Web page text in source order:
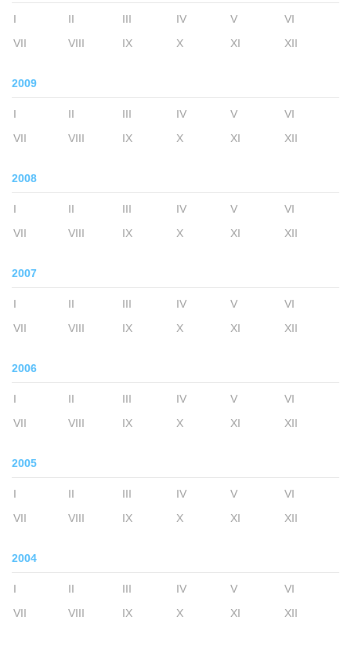
I II III IV V
VI
VII
VIII IX X XI XII
2009
I II III IV V
VI
VII
VIII IX X XI XII
2008
I II III IV V
VI
VII
VIII IX X XI XII
2007
I II III IV V
VI
VII
VIII IX X XI XII
2006
I II III IV V
VI
VII
VIII IX X XI XII
2005
I II III IV V
VI
VII
VIII IX X XI XII
2004
I II III IV V
VI
VII
VIII IX X XI XII